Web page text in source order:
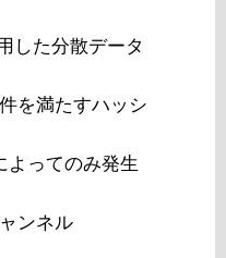
した分散データ
を満たすハッシ
よってのみ発生
ンネル